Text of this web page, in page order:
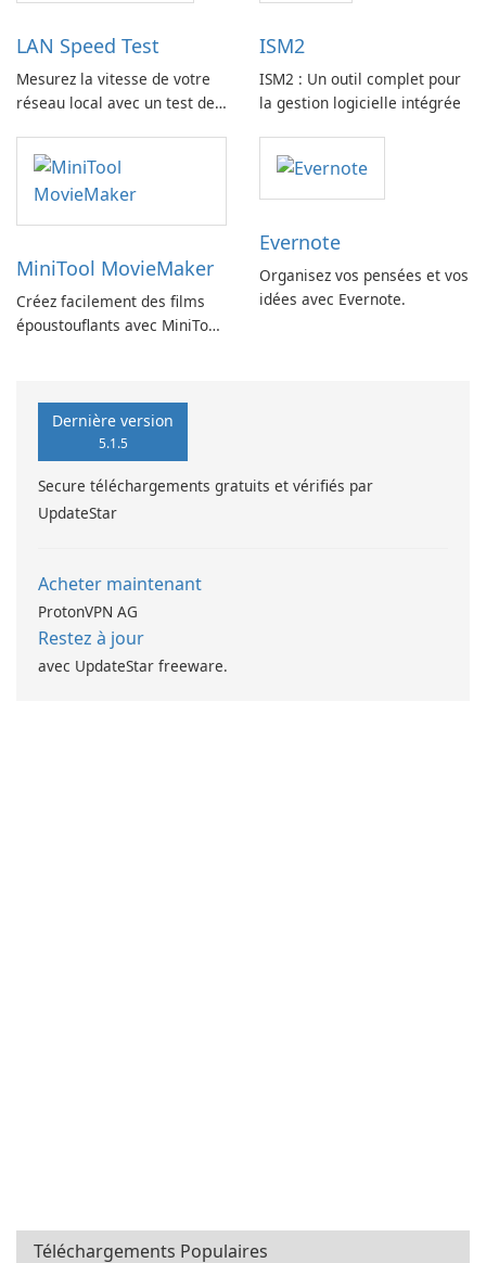
LAN Speed Test
Mesurez la vitesse de votre
réseau local avec un test de
ISM2
ISM2 : Un outil complet pour
la gestion logicielle intégrée
MiniTool MovieMaker
Créez facilement des films
époustouflants avec MiniTool
Evernote
Organisez vos pensées et vos
idées avec Evernote.
Dernière version
5.1.5
Secure téléchargements gratuits et vérifiés par
UpdateStar
Acheter maintenant
ProtonVPN AG
Restez à jour
avec UpdateStar freeware.
Téléchargements Populaires